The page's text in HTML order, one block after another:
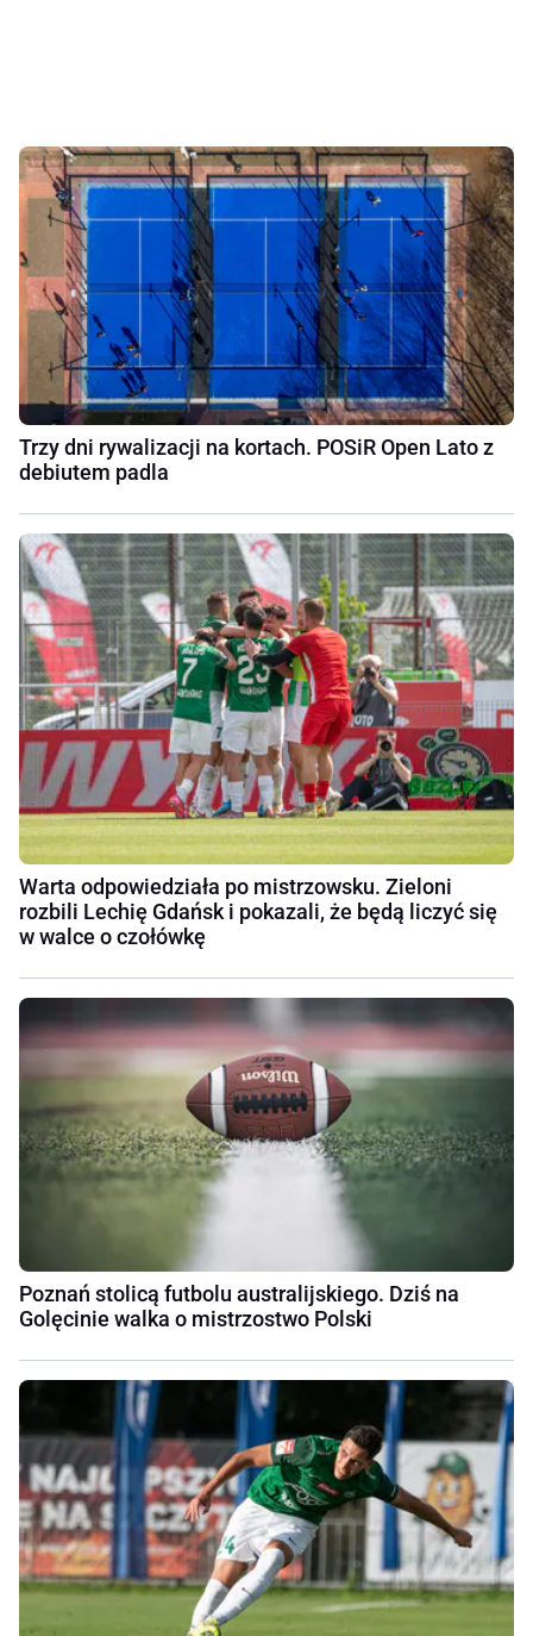
Trzy dni rywalizacji na kortach. POSiR Open Lato z
debiutem padla
Warta odpowiedziała po mistrzowsku. Zieloni
rozbili Lechię Gdańsk i pokazali, że będą liczyć się
w walce o czołówkę
Poznań stolicą futbolu australijskiego. Dziś na
Golęcinie walka o mistrzostwo Polski